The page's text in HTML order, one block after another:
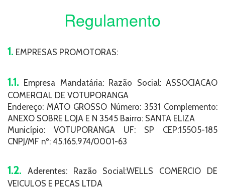
Regulamento
1. EMPRESAS PROMOTORAS:
1.1. Empresa Mandatária: Razão Social: ASSOCIACAO
COMERCIAL DE VOTUPORANGA
Endereço: MATO GROSSO Número: 3531 Complemento:
ANEXO SOBRE LOJA E N 3545 Bairro: SANTA ELIZA
Município: VOTUPORANGA UF: SP CEP:15505-185
CNPJ/MF nº: 45.165.974/0001-63
1.2.
Aderentes: Razão Social:WELLS COMERCIO DE
VEICULOS E PECAS LTDA